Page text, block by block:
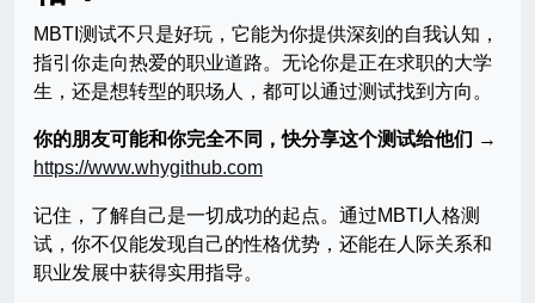
MBTI测试不只是好玩，它能为你提供深刻的自我认知，
指引你走向热爱的职业道路。无论你是正在求职的大学
生，还是想转型的职场人，都可以通过测试找到方向。
你的朋友可能和你完全不同，快分享这个测试给他们 →
https://www.whygithub.com
记住，了解自己是一切成功的起点。通过MBTI人格测
试，你不仅能发现自己的性格优势，还能在人际关系和
职业发展中获得实用指导。